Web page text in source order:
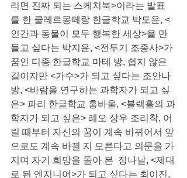
리면 진짜 되는 스케치북>이라는 발표
를 한 클레르몽페랑 한글학교 박도윤, <
인간과 동물이 모두 행복한 세상>을 만
들고 싶다는 박지윤, <전투기 조종사>가
꿈인 디종 한글학교 마테 방, 쉽지 않은
길이지만 <가수>가 되고 싶다는 조안나
방, <바람을 연구하는 과학자가 되고 싶
은> 파리 한글학교 홍바울, <블랙홀의 과
학자가 되고 싶은> 레오 상우 조리착, 어
릴 때부터 자신의 꿈이 계속 바뀌어서 앞
으로도 계속 바뀔 지 모른다고 의문을 가
지며 자기 희망을 돌아 본  정나날, <제대
로 된 엔지니어>가 되고 싶다는 최이진,